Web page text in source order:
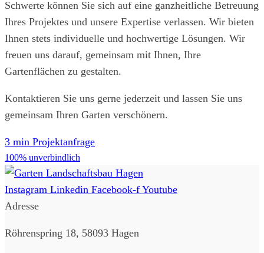
Schwerte können Sie sich auf eine ganzheitliche Betreuung
Ihres Projektes und unsere Expertise verlassen. Wir bieten
Ihnen stets individuelle und hochwertige Lösungen. Wir
freuen uns darauf, gemeinsam mit Ihnen, Ihre
Gartenflächen zu gestalten.
Kontaktieren Sie uns gerne jederzeit und lassen Sie uns
gemeinsam Ihren Garten verschönern.
3 min Projektanfrage
100% unverbindlich
Instagram Linkedin Facebook-f Youtube
Adresse
Röhrenspring 18, 58093 Hagen